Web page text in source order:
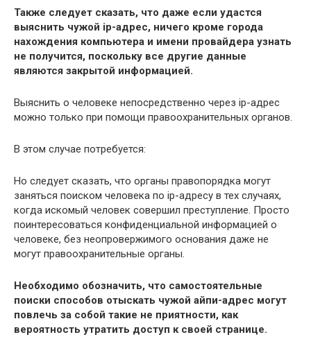
Также следует сказать, что даже если удастся
выяснить чужой ip-адрес, ничего кроме города
нахождения компьютера и имени провайдера узнать
не получится, поскольку все другие данные
являются закрытой информацией.
Выяснить о человеке непосредственно через ip-адрес
можно только при помощи правоохранительных органов.
В этом случае потребуется:
Но следует сказать, что органы правопорядка могут
заняться поиском человека по ip-адресу в тех случаях,
когда искомый человек совершил преступление. Просто
поинтересоваться конфиденциальной информацией о
человеке, без неопровержимого основания даже не
могут правоохранительные органы.
Необходимо обозначить, что самостоятельные
поиски способов отыскать чужой айпи-адрес могут
повлечь за собой такие не приятности, как
вероятность утратить доступ к своей странице.